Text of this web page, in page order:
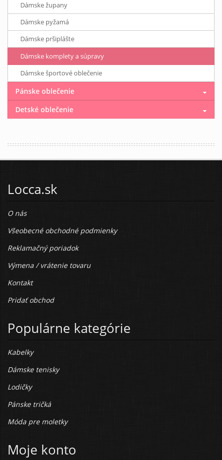
Dámske župany
Dámske pyžamá
Dámske pršiplášte
Dámske komplety a súpravy
Dámske športové oblečenie
Pánske oblečenie
Detské oblečenie
Locca.sk
O nás
Všeobecné obchodné podmienky
Reklamačný poriadok
Výmena / vrátenie tovaru
Kontakt
Pridať obchod
Populárne kategórie
Kabelky
Dámske tenisky
Lodičky
Pánske tričká
Móda pre moletky
Moje konto